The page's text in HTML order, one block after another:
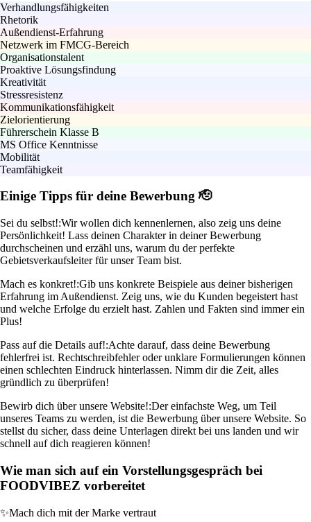
Verhandlungsfähigkeiten
Rhetorik
Außendienst-Erfahrung
Netzwerk im FMCG-Bereich
Organisationstalent
Proaktive Lösungsfindung
Kreativität
Stressresistenz
Kommunikationsfähigkeit
Zielorientierung
Führerschein Klasse B
MS Office Kenntnisse
Mobilität
Teamfähigkeit
Einige Tipps für deine Bewerbung 🫡
Sei du selbst!:Wir wollen dich kennenlernen, also zeig uns deine
Persönlichkeit! Lass deinen Charakter in deiner Bewerbung
durchscheinen und erzähl uns, warum du der perfekte
Gebietsverkaufsleiter für unser Team bist.
Mach es konkret!:Gib uns konkrete Beispiele aus deiner bisherigen
Erfahrung im Außendienst. Zeig uns, wie du Kunden begeistert hast
und welche Erfolge du erzielt hast. Zahlen und Fakten sind immer ein
Plus!
Pass auf die Details auf!:Achte darauf, dass deine Bewerbung
fehlerfrei ist. Rechtschreibfehler oder unklare Formulierungen können
einen schlechten Eindruck hinterlassen. Nimm dir die Zeit, alles
gründlich zu überprüfen!
Bewirb dich über unsere Website!:Der einfachste Weg, um Teil
unseres Teams zu werden, ist die Bewerbung über unsere Website. So
stellst du sicher, dass deine Unterlagen direkt bei uns landen und wir
schnell auf dich reagieren können!
Wie man sich auf ein Vorstellungsgespräch bei
FOODVIBEZ vorbereitet
✨Mach dich mit der Marke vertraut